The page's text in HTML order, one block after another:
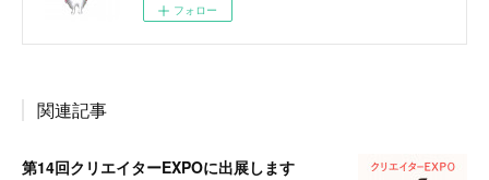
フォロー
関連記事
第14回クリエイターEXPOに出展します